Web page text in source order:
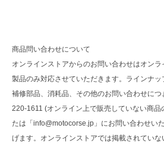
商品問い合わせについて
オンラインストアからのお問い合わせはオン
製品のみ対応させていただきます。ラインナッ
補修部品、消耗品、その他のお問い合わせに
220-1611 (オンライン上で販売していない商品
たは「info@motocorse.jp」にお問い合わせい
げます。オンラインストアでは掲載されてい